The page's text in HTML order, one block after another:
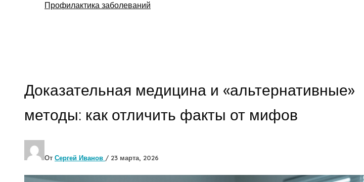
Профилактика заболеваний
Доказательная медицина и «альтернативные»
методы: как отличить факты от мифов
От Сергей Иванов / 23 марта, 2026